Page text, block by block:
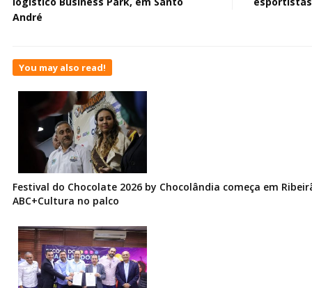
André
You may also read!
Festival do Chocolate 2026 by Chocolândia começa em
ABC+Cultura no palco